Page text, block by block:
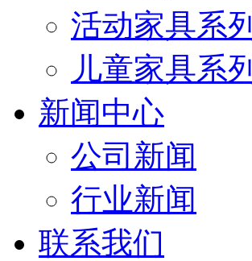
活动家具系列
儿童家具系列
新闻中心
公司新闻
行业新闻
联系我们